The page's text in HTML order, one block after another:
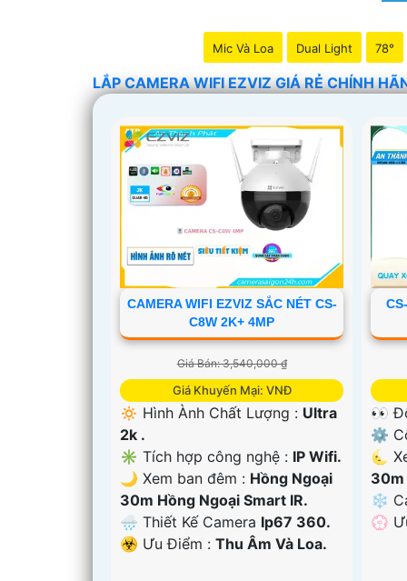
Mic Và Loa Dual Light 78°
LẮP CAMERA WIFI EZVIZ GIÁ RẺ CHÍNH
CAMERA WIFI EZVIZ SẮC NÉT CS-
C8W 2K+ 4MP
Giá Bán: 3,540,000 ₫
Giá Khuyến Mại: VNĐ
🔅 Hình Ành Chất Lượng : Ultra
2k .
✳️ Tích hợp công nghệ : IP Wifi.
🌙 Xem ban đêm : Hồng Ngoại
30m Hồng Ngoại Smart IR.
🌧️ Thiết Kế Camera Ip67 360.
️☣️ Ưu Điểm : Thu Âm Và Loa.
👀
⚙
🌜
30m
❄
️💮